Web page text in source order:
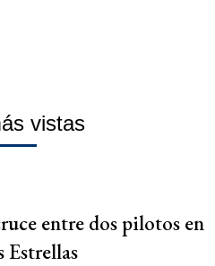
vistas
entre dos pilotos en
Estrellas